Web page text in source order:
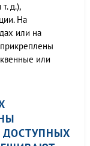
д.),
На
или на
или